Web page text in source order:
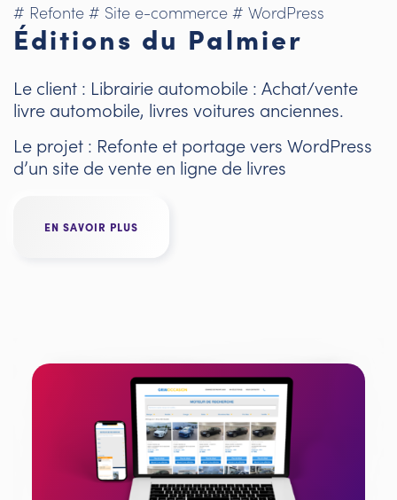
# Refonte # Site e-commerce # WordPress
Éditions du Palmier
Le client : Librairie automobile : Achat/vente
livre automobile, livres voitures anciennes.
Le projet : Refonte et portage vers WordPress
d’un site de vente en ligne de livres
EN SAVOIR PLUS